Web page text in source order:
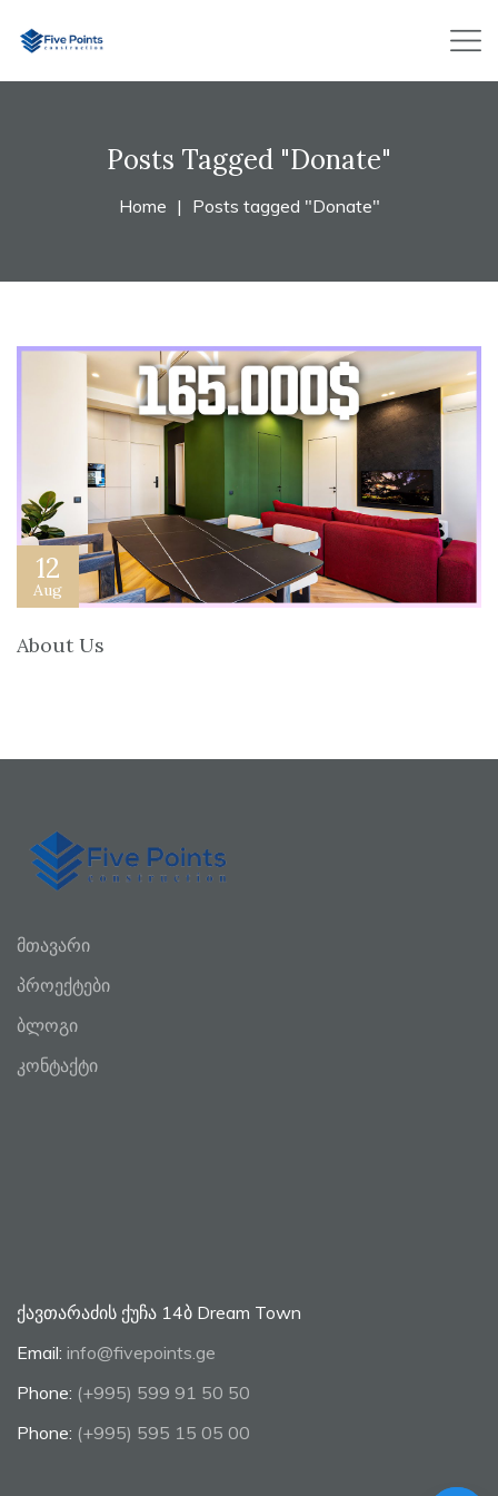
Posts Tagged "Donate"
Home Posts tagged "Donate"
12
Aug
About Us
მთავარი
პროექტები
ბლოგი
კონტაქტი
ქავთარაძის ქუჩა 14ბ Dream Town
Email: info@fivepoints.ge
Phone: (+995) 599 91 50 50
Phone: (+995) 595 15 05 00